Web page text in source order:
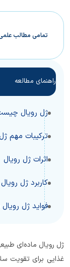
تمامی مطالب
راهنمای مطالعه
ژل رویال
ترکیبات مهم
اثرات ژل رویال
کاربرد ژل رویال
فواید ژل
ژل رویال ماده‌ای
غذایی برای تقویت